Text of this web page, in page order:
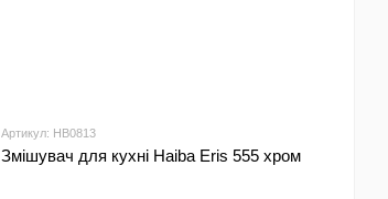
Артикул: HB0813
Змішувач для кухні Haiba Eris 555 хром